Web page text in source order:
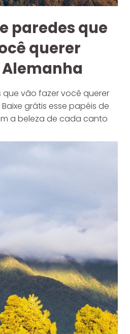
paredes que
querer
que vão fazer você querer
grátis esse papéis de
a beleza de cada canto